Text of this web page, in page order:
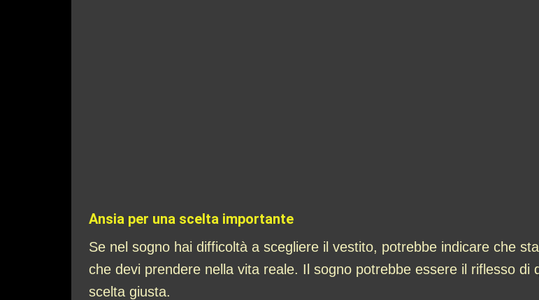
Ansia per una scelta importante
Se nel sogno hai difficoltà a scegliere il vestito, potrebbe indicare che
che devi prendere nella vita reale. Il sogno potrebbe essere il riflesso
scelta giusta.